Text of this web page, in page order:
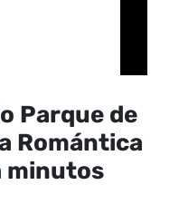
Parque de
Romántica
minutos